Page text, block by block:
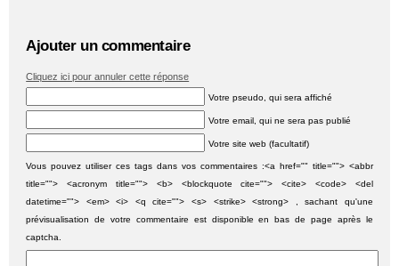
Ajouter un commentaire
Cliquez ici pour annuler cette réponse
Votre pseudo, qui sera affiché
Votre email, qui ne sera pas publié
Votre site web (facultatif)
Vous pouvez utiliser ces tags dans vos commentaires :<a href="" title=""> <abbr
title=""> <acronym title=""> <b> <blockquote cite=""> <cite> <code> <del
datetime=""> <em> <i> <q cite=""> <s> <strike> <strong> , sachant qu'une
prévisualisation de votre commentaire est disponible en bas de page après le
captcha.